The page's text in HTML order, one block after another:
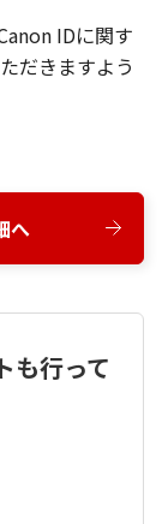
IDに関す
だきますよう
へ
も行って